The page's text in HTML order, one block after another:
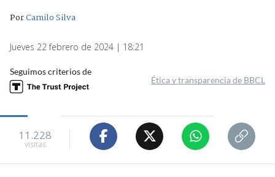
PorCamilo Silva
Jueves 22 febrero de 2024 | 18:21
Seguimos criterios de
Ética y transparencia de BBCL
11.228
visitas